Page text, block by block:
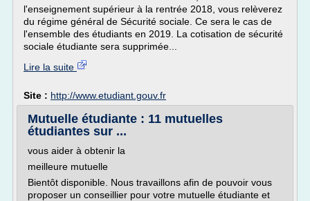
l'enseignement supérieur à la rentrée 2018, vous relèverez
du régime général de Sécurité sociale. Ce sera le cas de
l'ensemble des étudiants en 2019. La cotisation de sécurité
sociale étudiante sera supprimée...
Lire la suite
Site : http://www.etudiant.gouv.fr
Mutuelle étudiante : 11 mutuelles
étudiantes sur ...
vous aider à obtenir la
meilleure mutuelle
Bientôt disponible. Nous travaillons afin de pouvoir vous
proposer un conseillier pour votre mutuelle étudiante et